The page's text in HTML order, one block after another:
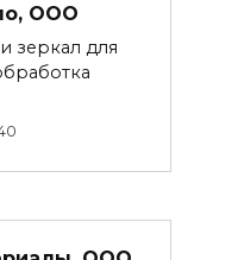
ООО
зеркал для